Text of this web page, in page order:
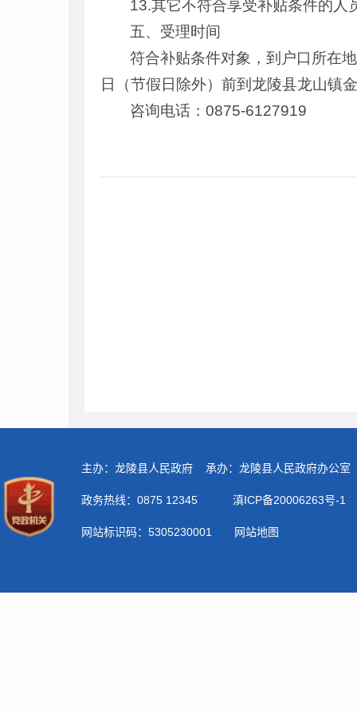
13.其它不符合享受补贴条件的人
五、受理时间
符合补贴条件对象，到户口所在
日（节假日除外）前到龙陵县龙山镇
咨询电话：0875-6127919